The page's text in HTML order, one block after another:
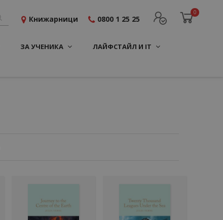
0
Книжарници 0800 1 25 25
ЗА УЧЕНИКА ЛАЙФСТАЙЛ И IT